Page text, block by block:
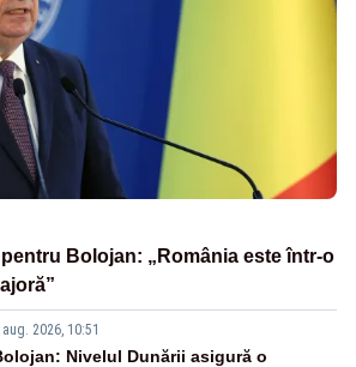
Bolojan: „România este într-o
2026, 10:51
Nivelul Dunării asigură o